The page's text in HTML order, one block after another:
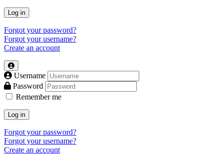
Log in
Forgot your password?
Forgot your username?
Create an account
Username
Password
Remember me
Log in
Forgot your password?
Forgot your username?
Create an account